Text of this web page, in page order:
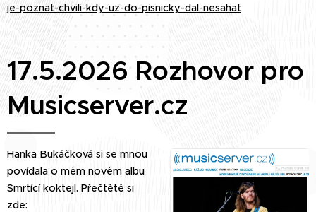
je-poznat-chvili-kdy-uz-do-pisnicky-dal-nesahat
17.5.2026 Rozhovor pro
Musicserver.cz
Hanka Bukáčková si se mnou
povídala o mém novém albu
Smrtící koktejl. Přečtětě si
zde: